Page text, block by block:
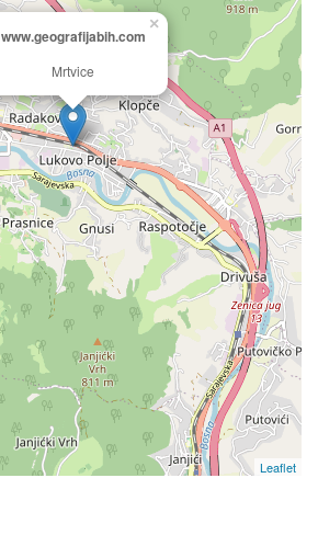
www.geografijabih.com
Mrtvice
×
Leaflet